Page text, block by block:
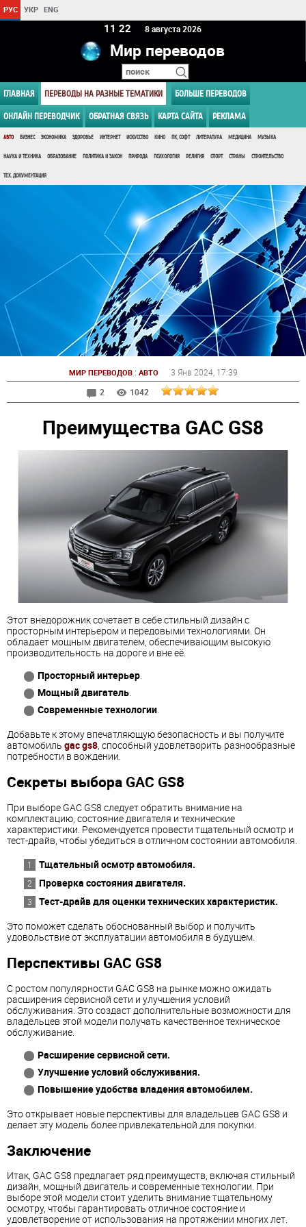
РУС УКР ENG
11:22 8 августа 2026
Мир переводов
ГЛАВНАЯ ПЕРЕВОДЫ НА РАЗНЫЕ ТЕМАТИКИ БОЛЬШЕ ПЕРЕВОДОВ
ОНЛАЙН ПЕРЕВОДЧИК ОБРАТНАЯ СВЯЗЬ КАРТА САЙТА РЕКЛАМА
АВТО БИЗНЕС ЭКОНОМИКА ЗДОРОВЬЕ ИНТЕРНЕТ ИСКУССТВО КИНО ПК, СОФТ ЛИТЕРАТУРА МЕДИЦИНА МУЗЫКА
НАУКА И ТЕХНИКА ОБРАЗОВАНИЕ ПОЛИТИКА И ЗАКОН ПРИРОДА ПСИХОЛОГИЯ РЕЛИГИЯ СПОРТ СТРАНЫ СТРОИТЕЛЬСТВО
ТЕХ. ДОКУМЕНТАЦИЯ
МИР ПЕРЕВОДОВ: АВТО 3 Янв 2024, 17:39
2
1042
Преимущества GAC GS8
Этот внедорожник сочетает в себе стильный дизайн с
просторным интерьером и передовыми технологиями. Он
обладает мощным двигателем, обеспечивающим высокую
производительность на дороге и вне её.
Просторный интерьер.
Мощный двигатель.
Современные технологии.
Добавьте к этому впечатляющую безопасность и вы получите
автомобиль gac gs8, способный удовлетворить разнообразные
потребности в вождении.
Секреты выбора GAC GS8
При выборе GAC GS8 следует обратить внимание на
комплектацию, состояние двигателя и технические
характеристики. Рекомендуется провести тщательный осмотр и
тест-драйв, чтобы убедиться в отличном состоянии автомобиля.
Тщательный осмотр автомобиля.
Проверка состояния двигателя.
Тест-драйв для оценки технических характеристик.
Это поможет сделать обоснованный выбор и получить
удовольствие от эксплуатации автомобиля в будущем.
Перспективы GAC GS8
С ростом популярности GAC GS8 на рынке можно ожидать
расширения сервисной сети и улучшения условий
обслуживания. Это создаст дополнительные возможности для
владельцев этой модели получать качественное техническое
обслуживание.
Расширение сервисной сети.
Улучшение условий обслуживания.
Повышение удобства владения автомобилем.
Это открывает новые перспективы для владельцев GAC GS8 и
делает эту модель более привлекательной для покупки.
Заключение
Итак, GAC GS8 предлагает ряд преимуществ, включая стильный
дизайн, мощный двигатель и современные технологии. При
выборе этой модели стоит уделить внимание тщательному
осмотру, чтобы гарантировать отличное состояние и
удовлетворение от использования на протяжении многих лет.